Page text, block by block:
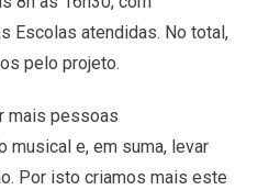
Escolas atendidas. No total,
pelo projeto.
mais pessoas
musical e, em suma, levar
Por isto criamos mais este